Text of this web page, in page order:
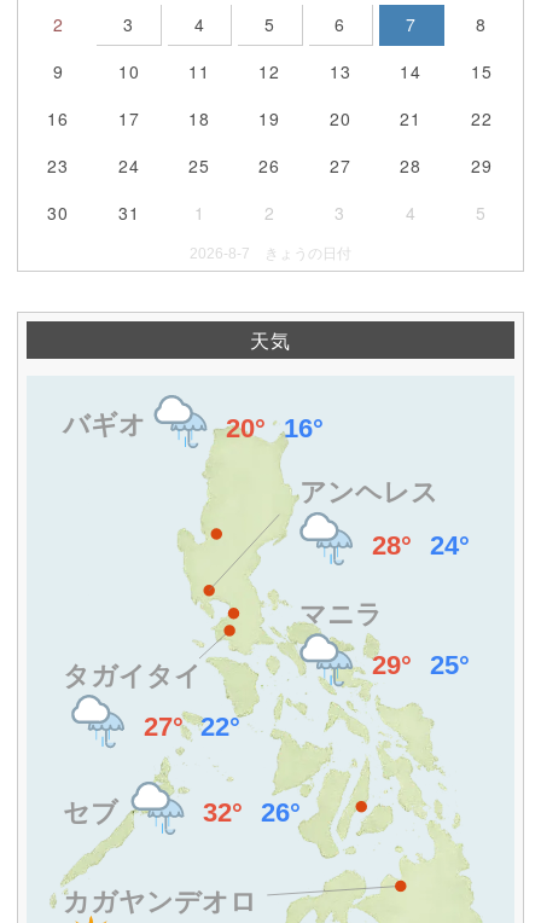
2 3 4 5 6 7
8
9
10 11 12 13 14
15
16
17 18 19 20 21
22
23
24 25 26 27 28
29
30
31 1 2 3 4 5
2026-8-7 きょうの日付
天気